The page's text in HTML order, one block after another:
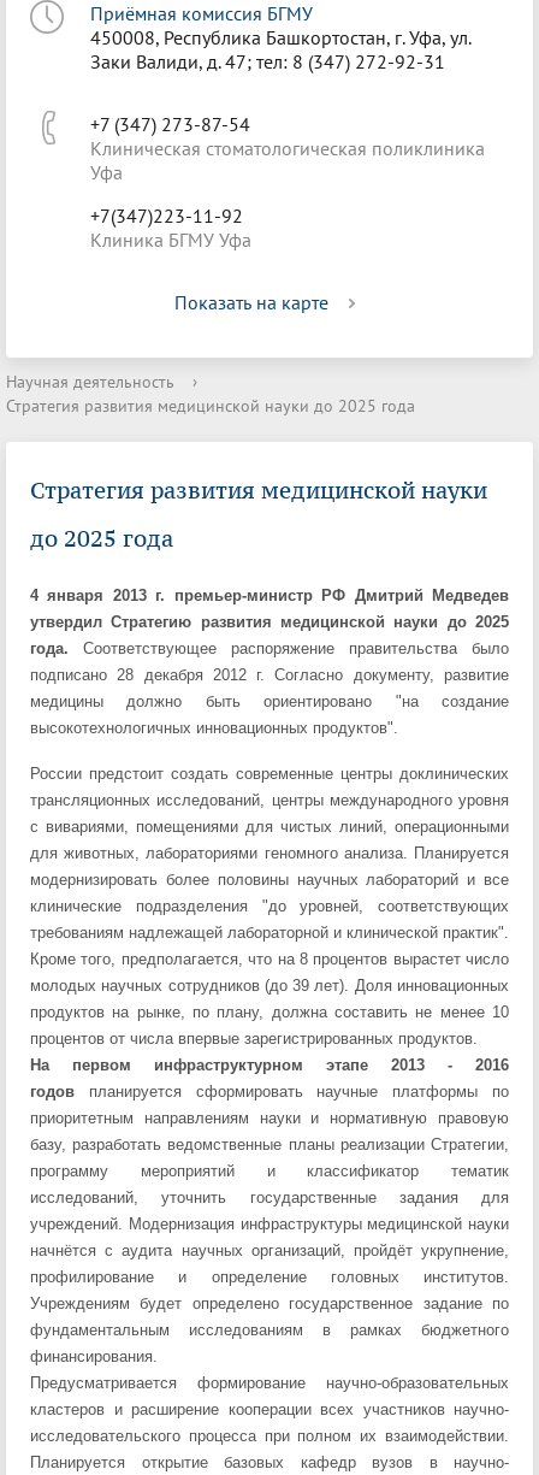
Приёмная комиссия БГМУ
450008, Республика Башкортостан, г. Уфа, ул.
Заки Валиди, д. 47; тел: 8 (347) 272-92-31
+7 (347) 273-87-54
Клиническая стоматологическая поликлиника
Уфа
+7(347)223-11-92
Клиника БГМУ Уфа
Показать на карте
Научная деятельность
›
Стратегия развития медицинской науки до 2025 года
Стратегия развития медицинской науки
до 2025 года
4 января 2013 г. премьер-министр РФ Дмитрий Медведев
утвердил Стратегию развития медицинской науки до 2025
года. Соответствующее распоряжение правительства было
подписано 28 декабря 2012 г. Согласно документу, развитие
медицины должно быть ориентировано "на создание
высокотехнологичных инновационных продуктов".
России предстоит создать современные центры доклинических
трансляционных исследований, центры международного уровня
с вивариями, помещениями для чистых линий, операционными
для животных, лабораториями геномного анализа. Планируется
модернизировать более половины научных лабораторий и все
клинические подразделения "до уровней, соответствующих
требованиям надлежащей лабораторной и клинической практик".
Кроме того, предполагается, что на 8 процентов вырастет число
молодых научных сотрудников (до 39 лет). Доля инновационных
продуктов на рынке, по плану, должна составить не менее 10
процентов от числа впервые зарегистрированных продуктов.
На первом инфраструктурном этапе 2013 - 2016
годов планируется сформировать научные платформы по
приоритетным направлениям науки и нормативную правовую
базу, разработать ведомственные планы реализации Стратегии,
программу мероприятий и классификатор тематик
исследований, уточнить государственные задания для
учреждений. Модернизация инфраструктуры медицинской науки
начнётся с аудита научных организаций, пройдёт укрупнение,
профилирование и определение головных институтов.
Учреждениям будет определено государственное задание по
фундаментальным исследованиям в рамках бюджетного
финансирования.
Предусматривается формирование научно-образовательных
кластеров и расширение кооперации всех участников научно-
исследовательского процесса при полном их взаимодействии.
Планируется открытие базовых кафедр вузов в научно-